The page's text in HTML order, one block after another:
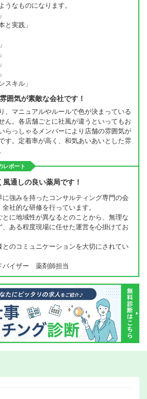
うなものになります。
と実践」
スキル」
囲気が素敵な会社です！
、マニュアルやルールで色が決まっている
ん。各店舗ごとに社風が違うといってもお
らっしゃるメンバーにより店舗の雰囲気が
す。定着率が高く、和気あいあいとした雰
レポート
通しの良い薬局です！
に強みを持ったコンサルティング専門の会
社的な研修を行っています。
とに地域性が異なるとのことから、無理な
、ある程度現場に任せた運営を心掛けてお
とのコミュニケーションを大切にされてい
バイザー 薬剤師担当